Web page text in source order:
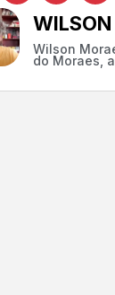
Wilson
do Moraes,